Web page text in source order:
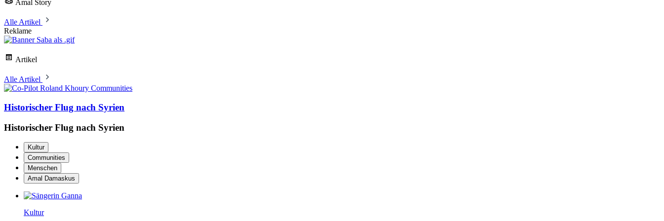
Amal Story
Alle Artikel
Reklame
Artikel
Alle Artikel
Communities
Historischer Flug nach Syrien
Historischer Flug nach Syrien
Kultur
Communities
Menschen
Amal Damaskus
Kultur